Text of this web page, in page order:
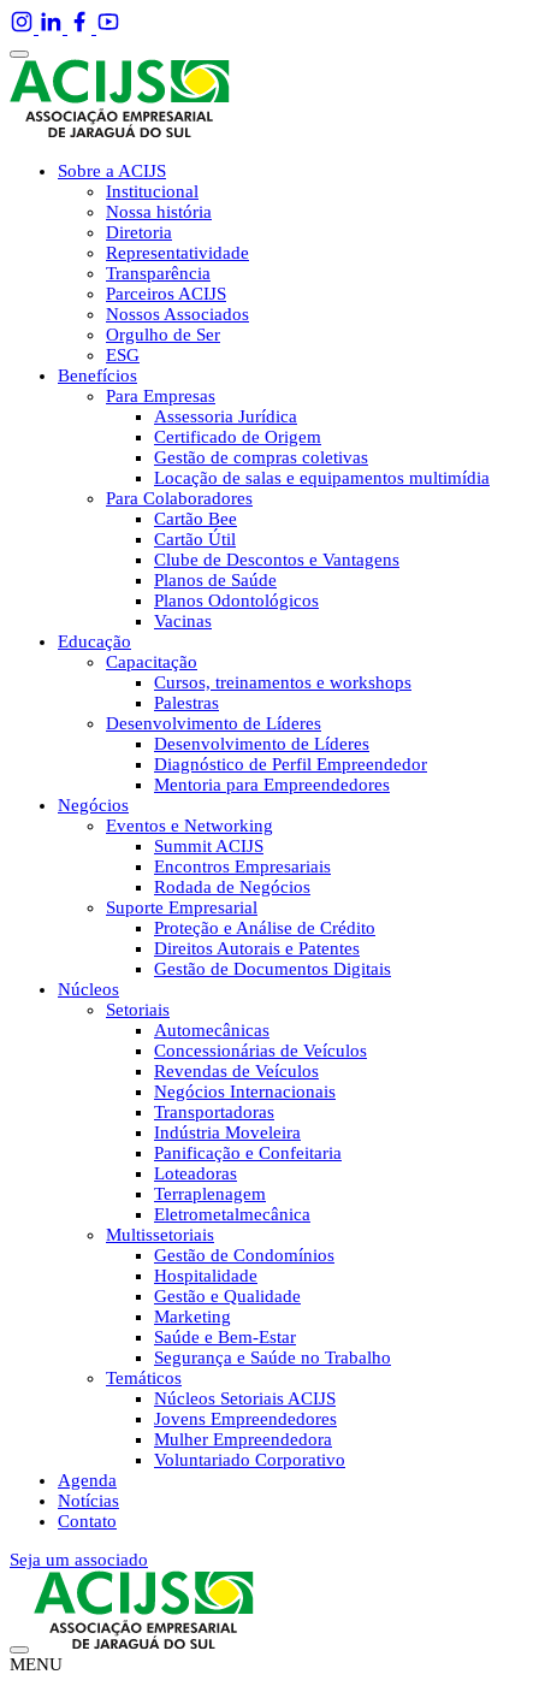
Sobre a ACIJS
Institucional
Nossa história
Diretoria
Representatividade
Transparência
Parceiros ACIJS
Nossos Associados
Orgulho de Ser
ESG
Benefícios
Para Empresas
Assessoria Jurídica
Certificado de Origem
Gestão de compras coletivas
Locação de salas e equipamentos multimídia
Para Colaboradores
Cartão Bee
Cartão Útil
Clube de Descontos e Vantagens
Planos de Saúde
Planos Odontológicos
Vacinas
Educação
Capacitação
Cursos, treinamentos e workshops
Palestras
Desenvolvimento de Líderes
Desenvolvimento de Líderes
Diagnóstico de Perfil Empreendedor
Mentoria para Empreendedores
Negócios
Eventos e Networking
Summit ACIJS
Encontros Empresariais
Rodada de Negócios
Suporte Empresarial
Proteção e Análise de Crédito
Direitos Autorais e Patentes
Gestão de Documentos Digitais
Núcleos
Setoriais
Automecânicas
Concessionárias de Veículos
Revendas de Veículos
Negócios Internacionais
Transportadoras
Indústria Moveleira
Panificação e Confeitaria
Loteadoras
Terraplenagem
Eletrometalmecânica
Multissetoriais
Gestão de Condomínios
Hospitalidade
Gestão e Qualidade
Marketing
Saúde e Bem-Estar
Segurança e Saúde no Trabalho
Temáticos
Núcleos Setoriais ACIJS
Jovens Empreendedores
Mulher Empreendedora
Voluntariado Corporativo
Agenda
Notícias
Contato
Seja um associado
MENU